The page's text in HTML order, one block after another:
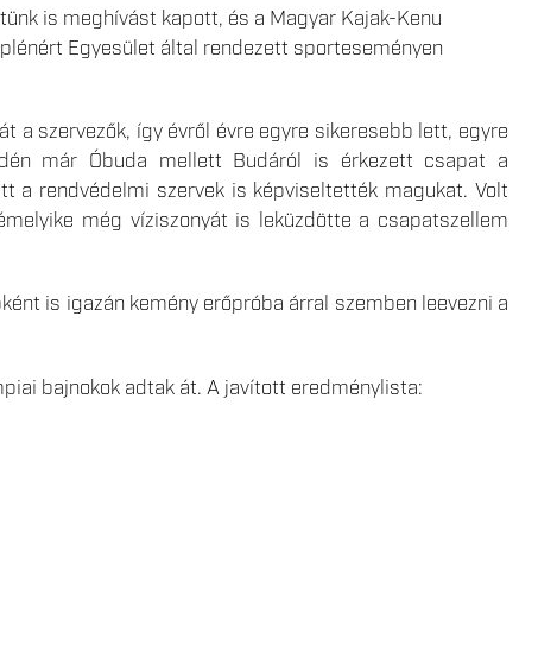
is meghívást kapott, és a Magyar Kajak-Kenu
Egyesület által rendezett sporteseményen
a szervezők, így évről évre egyre sikeresebb lett, egyre
már Óbuda mellett Budáról is érkezett csapat a
rendvédelmi szervek is képviseltették magukat. Volt
még víziszonyát is leküzdötte a csapatszellem
is igazán kemény erőpróba árral szemben leevezni a
bajnokok adtak át. A javított eredménylista: